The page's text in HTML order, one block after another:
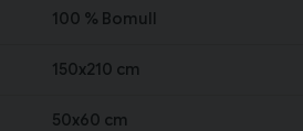
100 % Bomull
150x210 cm
50x60 cm